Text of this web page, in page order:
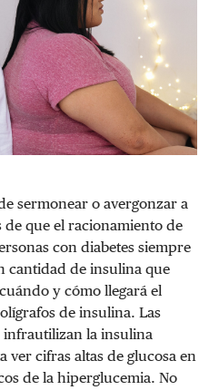
sermonear o avergonzar a
que el racionamiento de
con diabetes siempre
cantidad de insulina que
y cómo llegará el
de insulina. Las
infrautilizan la insulina
ver cifras altas de glucosa en
de la hiperglucemia. No